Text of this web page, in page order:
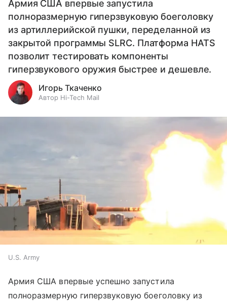
Армия США впервые запустила
полноразмерную гиперзвуковую боеголовку
из артиллерийской пушки, переделанной из
закрытой программы SLRC. Платформа HATS
позволит тестировать компоненты
гиперзвукового оружия быстрее и дешевле.
Игорь Ткаченко
Автор Hi-Tech Mail
U.S. Army
Армия США впервые успешно запустила
полноразмерную гиперзвуковую боеголовку из